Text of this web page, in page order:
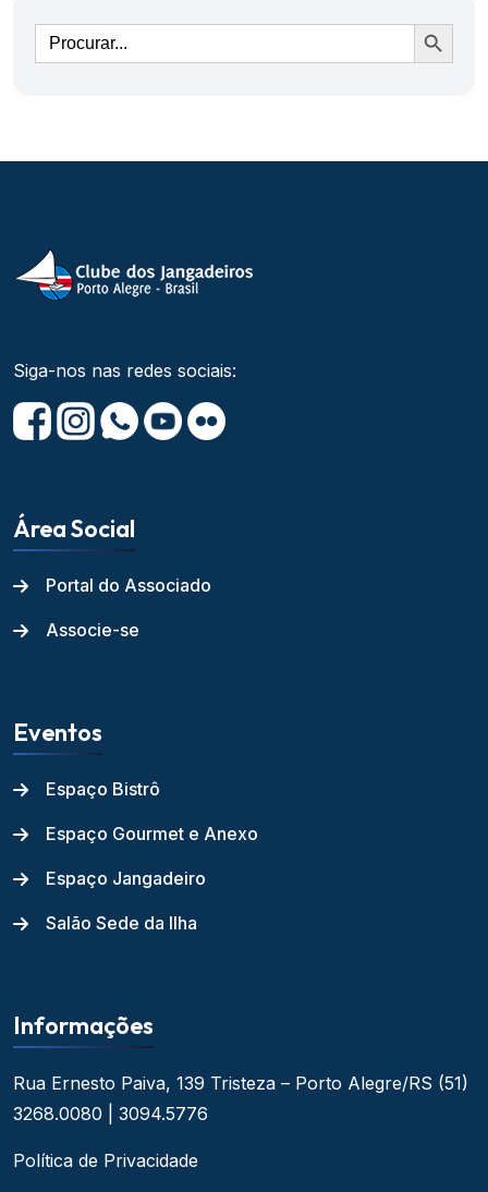
Ir
Siga-nos nas redes sociais:
Área Social
Portal do Associado
Associe-se
Eventos
Espaço Bistrô
Espaço Gourmet e Anexo
Espaço Jangadeiro
Salão Sede da Ilha
Informações
Rua Ernesto Paiva, 139 Tristeza – Porto Alegre/RS (51)
3268.0080 | 3094.5776
Política de Privacidade